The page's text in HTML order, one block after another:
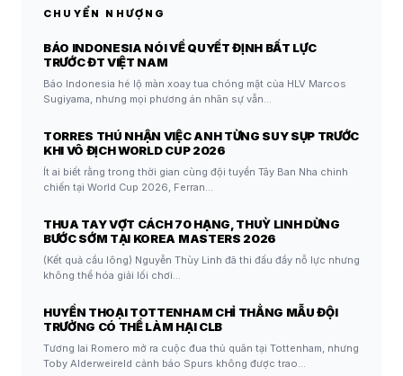
CHUYỂN NHƯỢNG
BÁO INDONESIA NÓI VỀ QUYẾT ĐỊNH BẤT LỰC
TRƯỚC ĐT VIỆT NAM
Báo Indonesia hé lộ màn xoay tua chóng mặt của HLV Marcos
Sugiyama, nhưng mọi phương án nhân sự vẫn…
TORRES THÚ NHẬN VIỆC ANH TỪNG SUY SỤP TRƯỚC
KHI VÔ ĐỊCH WORLD CUP 2026
Ít ai biết rằng trong thời gian cùng đội tuyển Tây Ban Nha chinh
chiến tại World Cup 2026, Ferran…
THUA TAY VỢT CÁCH 70 HẠNG, THUỲ LINH DỪNG
BƯỚC SỚM TẠI KOREA MASTERS 2026
(Kết quả cầu lông) Nguyễn Thùy Linh đã thi đấu đầy nỗ lực nhưng
không thể hóa giải lối chơi…
HUYỀN THOẠI TOTTENHAM CHỈ THẲNG MẪU ĐỘI
TRƯỞNG CÓ THỂ LÀM HẠI CLB
Tương lai Romero mở ra cuộc đua thủ quân tại Tottenham, nhưng
Toby Alderweireld cảnh báo Spurs không được trao…